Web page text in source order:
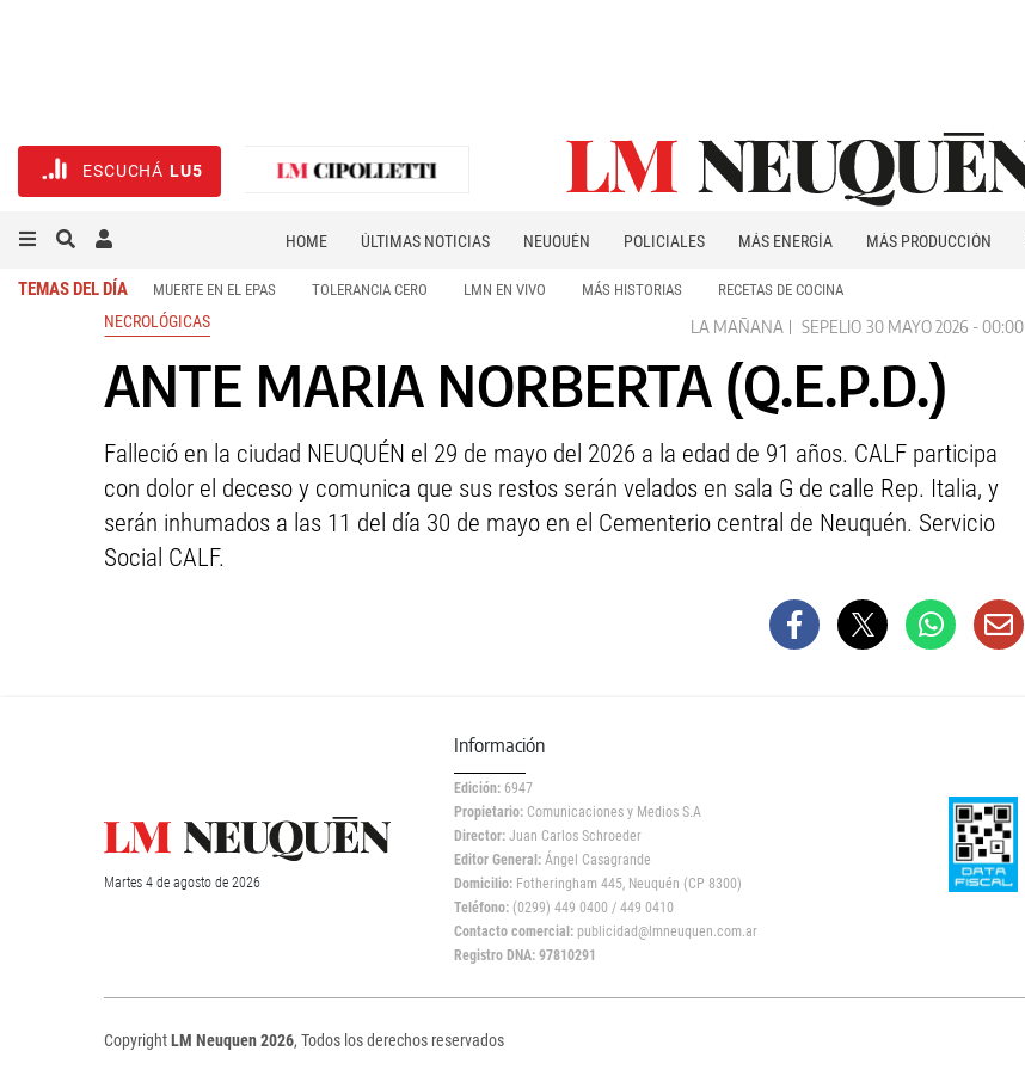
ESCUCHÁ LU5
HOME ÚLTIMAS NOTICIAS NEUQUÉN POLICIALES MÁS ENERGÍA MÁS PRODUCCIÓN
TEMAS DEL DÍA MUERTE EN EL EPAS TOLERANCIA CERO LMN EN VIVO MÁS HISTORIAS RECETAS DE COCINA
NECROLÓGICAS LA MAÑANA SEPELIO 30 MAYO 2026 - 00:00
ANTE MARIA NORBERTA (Q.E.P.D.)
Falleció en la ciudad NEUQUÉN el 29 de mayo del 2026 a la edad de 91 años. CALF participa
con dolor el deceso y comunica que sus restos serán velados en sala G de calle Rep. Italia, y
serán inhumados a las 11 del día 30 de mayo en el Cementerio central de Neuquén. Servicio
Social CALF.
Martes 4 de agosto de 2026
Información
Edición:6947
Propietario:Comunicaciones y Medios S.A
Director: Juan Carlos Schroeder
Editor General:Ángel Casagrande
Domicilio:Fotheringham 445, Neuquén (CP 8300)
Teléfono:(0299) 449 0400 / 449 0410
Contacto comercial: publicidad@lmneuquen.com.ar
Registro DNA: 97810291
CopyrightLM Neuquen 2026, Todos los derechos reservados